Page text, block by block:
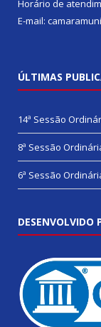
Horário de
E-mail:
ÚLTIMAS
14ª Sessão
8ª Sessão
6ª Sessão
DESENVOLVIDO